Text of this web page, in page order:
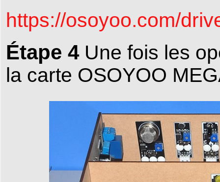
https://osoyoo.com/
Étape 4Une fois les
la carte OSOYOO